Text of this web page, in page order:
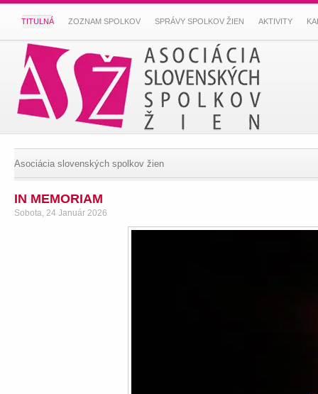
TITULNÁ ZOZNAM SPOLKOV SPRÁVY SPOLKOV ŽIEN AKTIVITY
Asociácia slovenských spolkov žien
IN MEMORIAM
Sobota, 24 Január 2026